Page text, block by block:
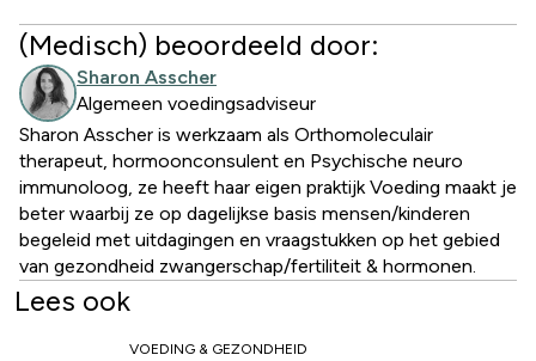
(Medisch) beoordeeld door:
Sharon Asscher
Algemeen voedingsadviseur
Sharon Asscher is werkzaam als Orthomoleculair
therapeut, hormoonconsulent en Psychische neuro
immunoloog, ze heeft haar eigen praktijk Voeding maakt je
beter waarbij ze op dagelijkse basis mensen/kinderen
begeleid met uitdagingen en vraagstukken op het gebied
van gezondheid zwangerschap/fertiliteit & hormonen.
Lees ook
VOEDING & GEZONDHEID